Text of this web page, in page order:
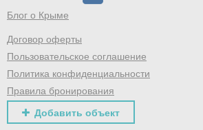
Блог о Крыме
Договор оферты
Пользовательское соглашение
Политика конфиденциальности
Правила бронирования
Добавить объект